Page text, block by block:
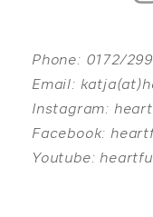
Phone: 0172/
Email:
Instagram:
Facebook:
Youtube: